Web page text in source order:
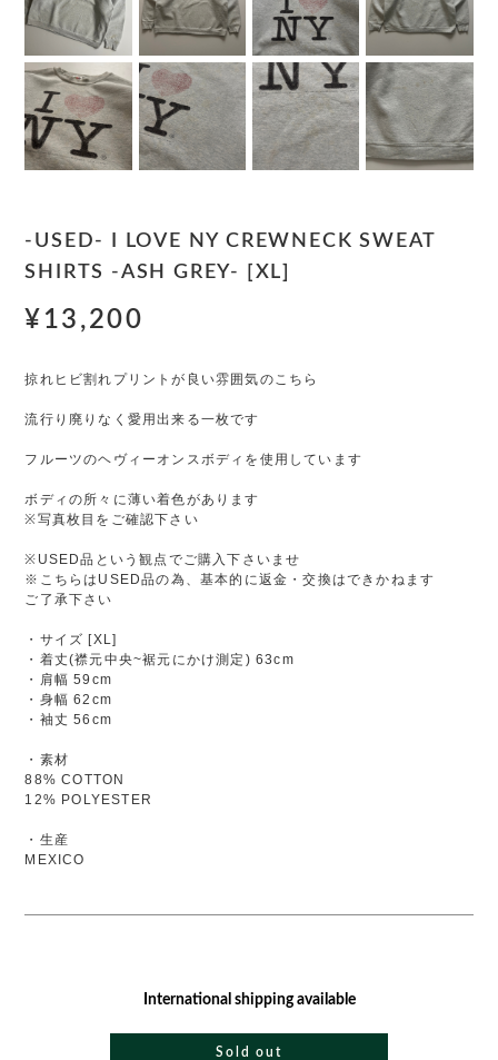
-USED- I LOVE NY CREWNECK SWEAT
SHIRTS -ASH GREY- [XL]
¥13,200
掠れヒビ割れプリントが良い雰囲気のこちら
流行り廃りなく愛用出来る一枚です
フルーツのヘヴィーオンスボディを使用しています
ボディの所々に薄い着色があります
※写真枚目をご確認下さい
※USED品という観点でご購入下さいませ
※こちらはUSED品の為、基本的に返金・交換はできかねます
ご了承下さい
・サイズ [XL]
・着丈(襟元中央~裾元にかけ測定) 63cm
・肩幅 59cm
・身幅 62cm
・袖丈 56cm
・素材
88% COTTON
12% POLYESTER
・生産
MEXICO
International shipping available
Sold out